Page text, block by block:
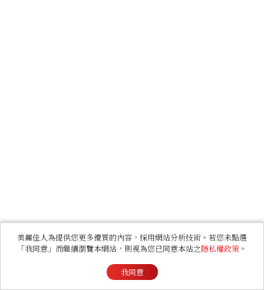
美麗佳人為提供您更多優質的內容，採用網站分析技術。若您未點選
「我同意」而繼續瀏覽本網站，則視為您已同意本站之隱私權政策 。
我同意